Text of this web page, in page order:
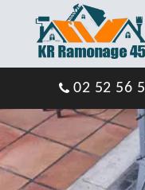
02 52 56